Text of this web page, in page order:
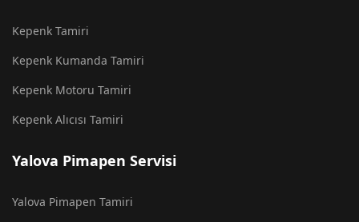
Kepenk Tamiri
Kepenk Kumanda Tamiri
Kepenk Motoru Tamiri
Kepenk Alıcısı Tamiri
Yalova Pimapen Servisi
Yalova Pimapen Tamiri